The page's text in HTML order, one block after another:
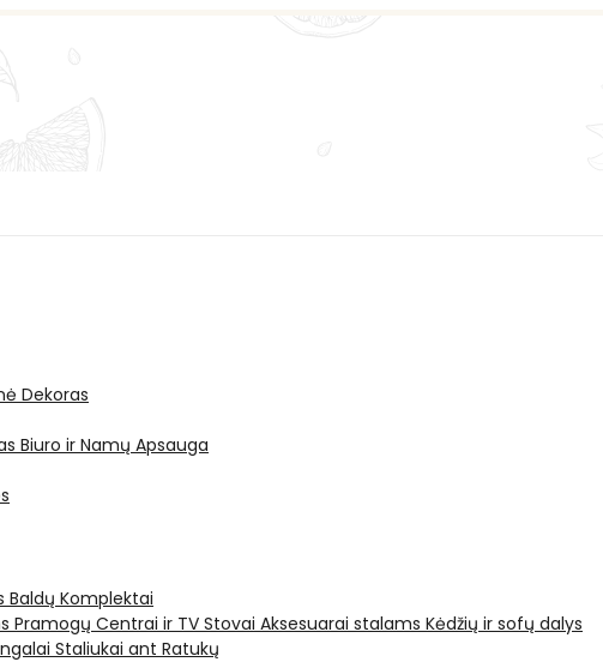
Dekoras
Biuro ir Namų Apsauga
Baldų Komplektai
Pramogų Centrai ir TV Stovai Aksesuarai stalams Kėdžių ir sofų dalys
Staliukai ant Ratukų